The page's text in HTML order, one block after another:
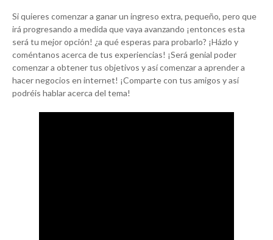
Si quieres comenzar a ganar un ingreso extra, pequeño, pero que
irá progresando a medida que vaya avanzando ¡entonces esta
será tu mejor opción! ¿a qué esperas para probarlo? ¡Házlo y
coméntanos acerca de tus experiencias! ¡Será genial poder
comenzar a obtener tus objetivos y así comenzar a aprender a
hacer negocios en internet! ¡Comparte con tus amigos y así
podréis hablar acerca del tema!